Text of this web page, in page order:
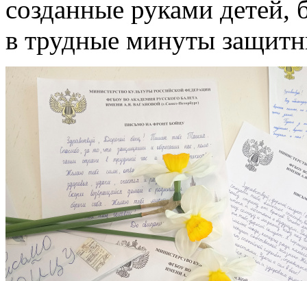
созданные руками детей,
в трудные минуты